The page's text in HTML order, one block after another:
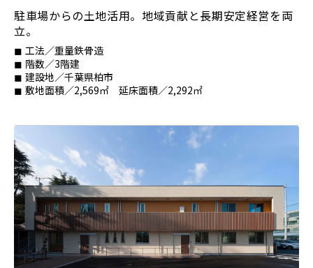
駐車場からの土地活用。地域貢献と長期安定経営を両
立。
工法／重量鉄骨造
階数／3階建
建設地／千葉県柏市
敷地面積／2,569㎡ 延床面積／2,292㎡